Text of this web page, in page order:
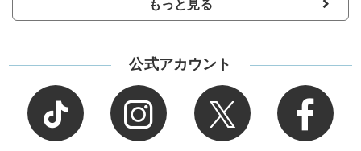
もっと見る
公式アカウント